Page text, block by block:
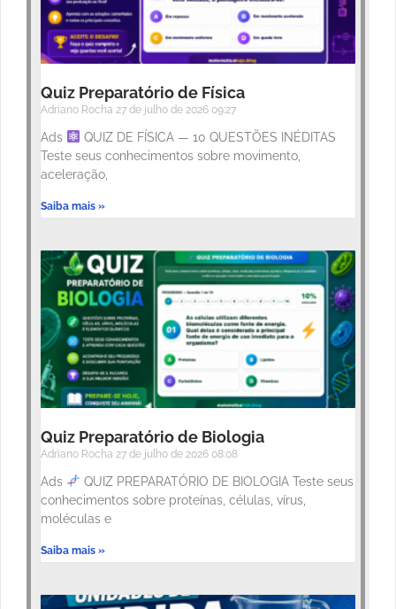
Quiz Preparatório de Física
Adriano Rocha 27 de julho de 2026 09:27
Ads
QUIZ DE FÍSICA — 10 QUESTÕES INÉDITAS
Teste seus conhecimentos sobre movimento,
aceleração,
Saiba mais »
Quiz Preparatório de Biologia
Adriano Rocha 27 de julho de 2026 08:08
Ads
QUIZ PREPARATÓRIO DE BIOLOGIA Teste seus
conhecimentos sobre proteínas, células, vírus,
moléculas e
Saiba mais »